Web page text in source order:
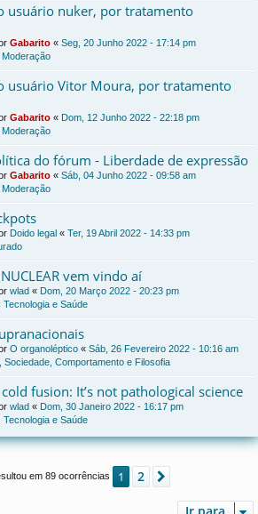
usuário nuker, por tratamento
Gabarito « Seg, 20 Junho 2022 - 17:14 pm
usuário Vitor Moura, por tratamento
Gabarito « Dom, 12 Junho 2022 - 22:18 pm
do fórum - Liberdade de expressão
Gabarito « Sáb, 04 Junho 2022 - 09:58 am
Doido legal « Ter, 19 Abril 2022 - 14:33 pm
vem vindo aí
wlad « Dom, 20 Março 2022 - 20:23 pm
Tecnologia e Saúde
O organoléptico « Sáb, 26 Fevereiro 2022 - 10:16 am
Sociedade, Comportamento e Filosofia
fusion: It’s not pathological science
wlad « Dom, 30 Janeiro 2022 - 16:17 pm
Tecnologia e Saúde
em 89 ocorrências 1 2